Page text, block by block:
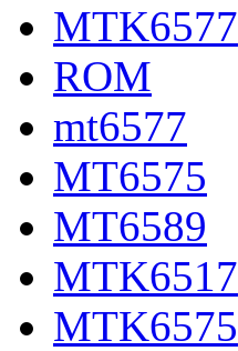
MTK6577
ROM
mt6577
MT6575
MT6589
MTK6517
MTK6575